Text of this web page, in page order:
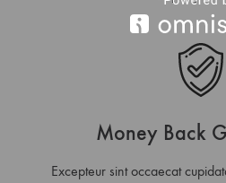
Money Back
Excepteur sint occaecat